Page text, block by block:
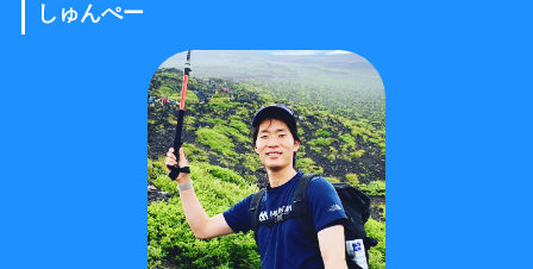
しゅんぺー